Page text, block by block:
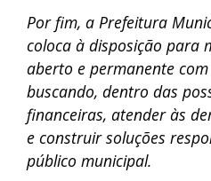
Por fim, a Prefeitura
coloca à disposição para
aberto e permanente
buscando, dentro das
financeiras, atender às
e construir soluções
público municipal.